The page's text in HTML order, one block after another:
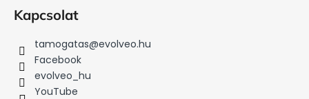
Kapcsolat
tamogatas@evolveo.hu
Facebook
evolveo_hu
YouTube